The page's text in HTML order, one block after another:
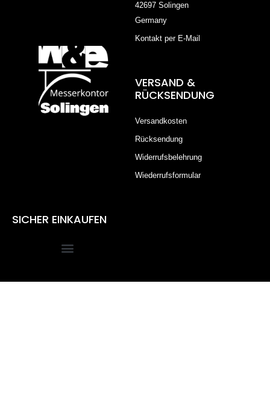
42697 Solingen
Germany
Kontakt per E-Mail
VERSAND &
RÜCKSENDUNG
Versandkosten
Rücksendung
Widerrufsbelehrung
Wiederrufsformular
SICHER EINKAUFEN